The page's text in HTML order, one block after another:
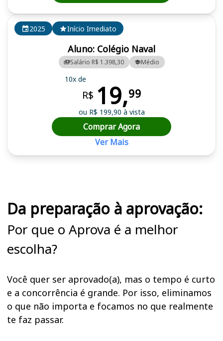
2025 Início Imediato
Aluno: Colégio Naval
Salário R$ 1.398,30 Médio
10x de
R$ 19,99
ou R$ 199,90 à vista
Comprar Agora
Ver Mais
Da preparação à aprovação:
Por que o Aprova é a melhor
escolha?
Você quer ser aprovado(a), mas o tempo é curto
e a concorrência é grande. Por isso, eliminamos
o que não importa e focamos no que realmente
te faz passar.